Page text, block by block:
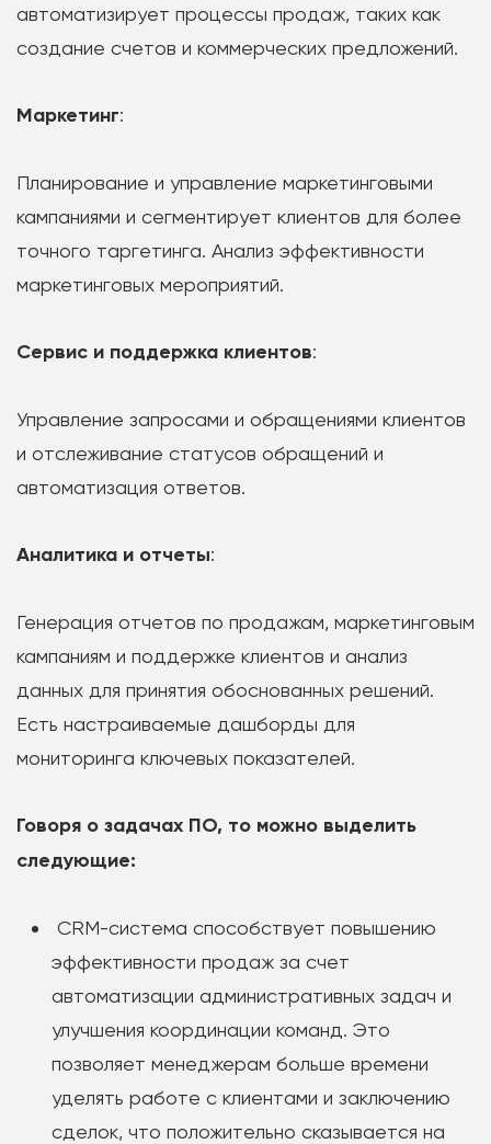
автоматизирует процессы продаж, таких как
создание счетов и коммерческих предложений.
Маркетинг:
Планирование и управление маркетинговыми
кампаниями и сегментирует клиентов для более
точного таргетинга. Анализ эффективности
маркетинговых мероприятий.
Сервис и поддержка клиентов:
Управление запросами и обращениями клиентов
и отслеживание статусов обращений и
автоматизация ответов.
Аналитика и отчеты:
Генерация отчетов по продажам, маркетинговым
кампаниям и поддержке клиентов и анализ
данных для принятия обоснованных решений.
Есть настраиваемые дашборды для
мониторинга ключевых показателей.
Говоря о задачах ПО, то можно выделить
следующие:
CRM-система способствует повышению
эффективности продаж за счет
автоматизации административных задач и
улучшения координации команд. Это
позволяет менеджерам больше времени
уделять работе с клиентами и заключению
сделок, что положительно сказывается на